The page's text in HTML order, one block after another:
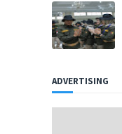
ADVERTISING